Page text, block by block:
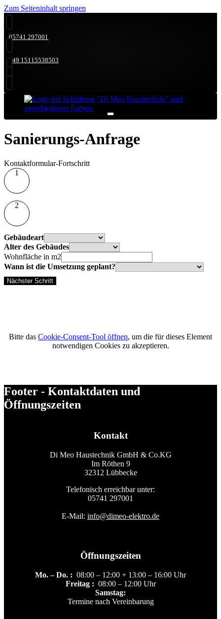
Zum Seiteninhalt springen
05741 297001
+49 15115538503
Sanierungs-Anfrage
Kontaktformular-Fortschritt
1
2
Gebäudeart
Alter des Gebäudes
Wohnfläche in m2
Wann ist die Umsetzung geplant?
Nächster Schritt
Bitte das Cookie-Consent-Tool öffnen, um die für dieses Element
notwendigen Cookies zu akzeptieren.
Footer - Kontaktdaten und
Öffnungszeiten
Kontakt
Di Meo Haustechnik GmbH & Co.KG
Im Röthen 9
32312 Lübbecke
Telefonisch erreichbar unter:
05741 297001
E-Mail: info@dimeo-elektro.de
Öffnungszeiten
Mo. – Do. : 08:00 – 12:00 + 13:00 – 16:00 Uhr
Freitag : 08:00 – 12:00 Uhr
Samstag:
Termine nach Vereinbarung